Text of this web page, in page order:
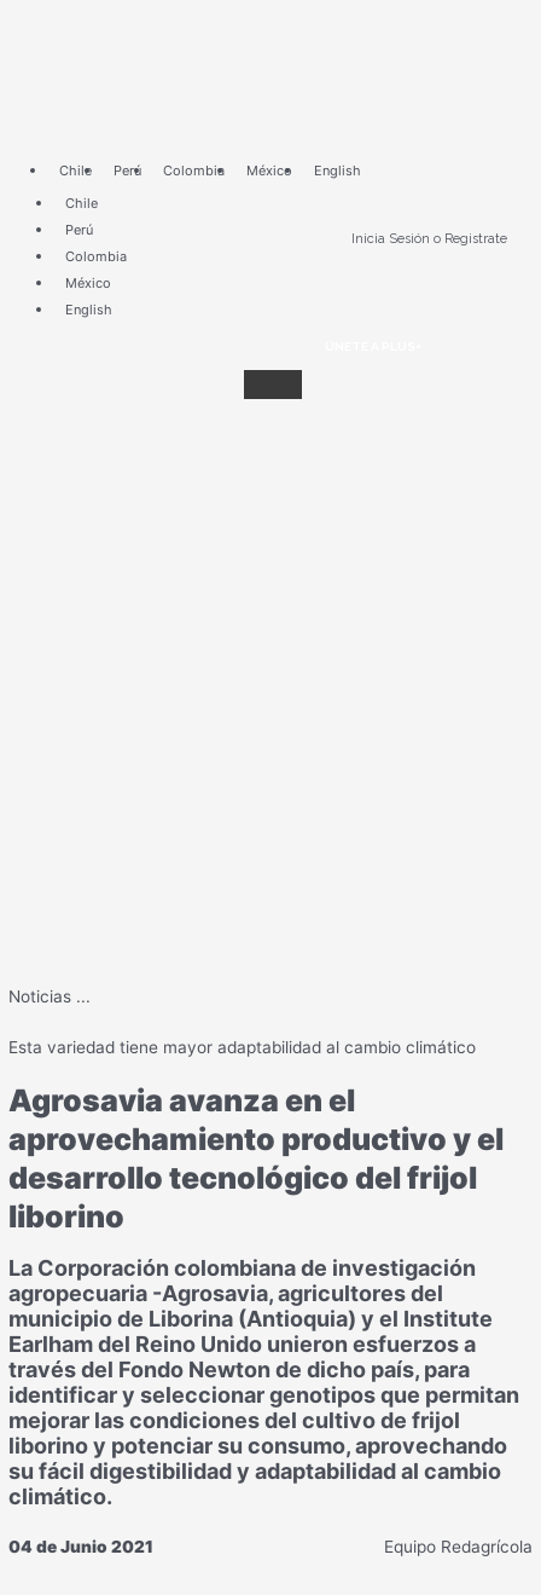
Chile Perú Colombia México
English
Chile
Perú
Colombia
México
English
Inicia Sesión o Registrate
Noticias ...
Esta variedad tiene mayor adaptabilidad al cambio climático
Agrosavia avanza en el
aprovechamiento productivo y el
desarrollo tecnológico del frijol
liborino
La Corporación colombiana de investigación
agropecuaria -Agrosavia, agricultores del
municipio de Liborina (Antioquia) y el Institute
Earlham del Reino Unido unieron esfuerzos a
través del Fondo Newton de dicho país, para
identificar y seleccionar genotipos que permitan
mejorar las condiciones del cultivo de frijol
liborino y potenciar su consumo, aprovechando
su fácil digestibilidad y adaptabilidad al cambio
climático.
04 de Junio 2021 Equipo Redagrícola